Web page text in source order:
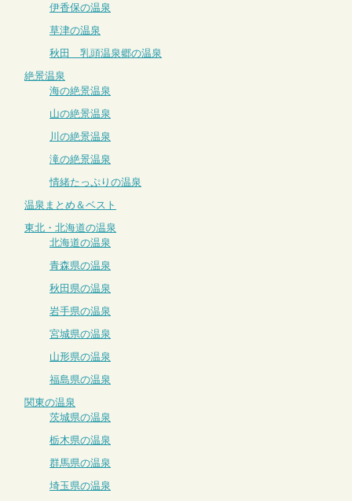
伊香保の温泉
草津の温泉
秋田 乳頭温泉郷の温泉
絶景温泉
海の絶景温泉
山の絶景温泉
川の絶景温泉
滝の絶景温泉
情緒たっぷりの温泉
温泉まとめ＆ベスト
東北・北海道の温泉
北海道の温泉
青森県の温泉
秋田県の温泉
岩手県の温泉
宮城県の温泉
山形県の温泉
福島県の温泉
関東の温泉
茨城県の温泉
栃木県の温泉
群馬県の温泉
埼玉県の温泉